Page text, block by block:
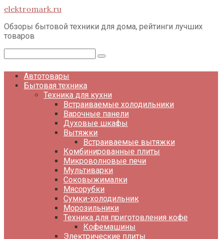
Перейти
контенту
elektromark.ru
Обзоры бытовой техники для дома, рейтинги лучших
товаров
Автотовары
Бытовая техника
Техника для кухни
Встраиваемые холодильники
Варочные панели
Духовые шкафы
Вытяжки
Встраиваемые вытяжки
Комбинированные плиты
Микроволновые печи
Мультиварки
Соковыжималки
Мясорубки
Сумки-холодильник
Морозильники
Техника для приготовления кофе
Кофемашины
Электрические плиты